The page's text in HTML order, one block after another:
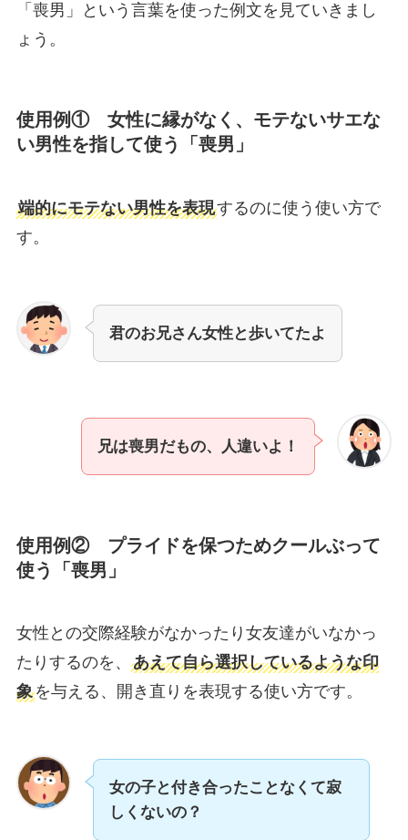
「喪男」という言葉を使った例文を見ていきまし
ょう。
使用例① 女性に縁がなく、モテないサエな
い男性を指して使う「喪男」
端的にモテない男性を表現するのに使う使い方で
す。
君のお兄さん女性と歩いてたよ
兄は喪男だもの、人違いよ！
使用例② プライドを保つためクールぶって
使う「喪男」
女性との交際経験がなかったり女友達がいなかっ
たりするのを、 あえて自ら選択しているような印
象を与える、開き直りを表現する使い方です。
女の子と付き合ったことなくて寂
しくないの？